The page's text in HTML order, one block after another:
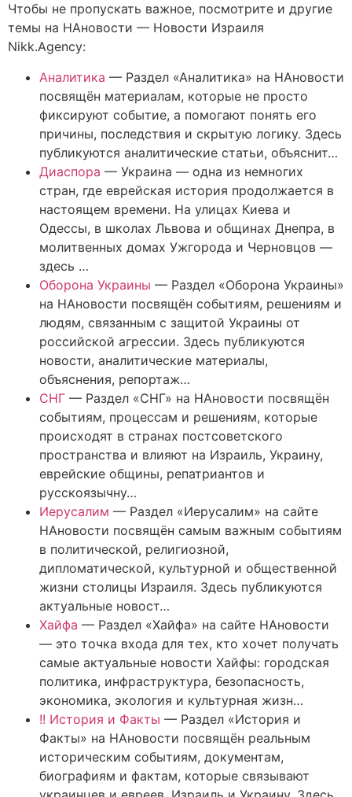
Чтобы не пропускать важное, посмотрите и другие
темы на НАновости — Новости Израиля
Nikk.Agency:
Аналитика — Раздел «Аналитика» на НАновости
посвящён материалам, которые не просто
фиксируют событие, а помогают понять его
причины, последствия и скрытую логику. Здесь
публикуются аналитические статьи, объяснит…
Диаспора — Украина — одна из немногих
стран, где еврейская история продолжается в
настоящем времени. На улицах Киева и
Одессы, в школах Львова и общинах Днепра, в
молитвенных домах Ужгорода и Черновцов —
здесь …
Оборона Украины — Раздел «Оборона Украины»
на НАновости посвящён событиям, решениям и
людям, связанным с защитой Украины от
российской агрессии. Здесь публикуются
новости, аналитические материалы,
объяснения, репортаж…
СНГ — Раздел «СНГ» на НАновости посвящён
событиям, процессам и решениям, которые
происходят в странах постсоветского
пространства и влияют на Израиль, Украину,
еврейские общины, репатриантов и
русскоязычну…
Иерусалим — Раздел «Иерусалим» на сайте
НАновости посвящён самым важным событиям
в политической, религиозной,
дипломатической, культурной и общественной
жизни столицы Израиля. Здесь публикуются
актуальные новост…
Хайфа — Раздел «Хайфа» на сайте НАновости
— это точка входа для тех, кто хочет получать
самые актуальные новости Хайфы: городская
политика, инфраструктура, безопасность,
экономика, экология и культурная жизн…
!! История и Факты — Раздел «История и
Факты» на НАновости посвящён реальным
историческим событиям, документам,
биографиям и фактам, которые связывают